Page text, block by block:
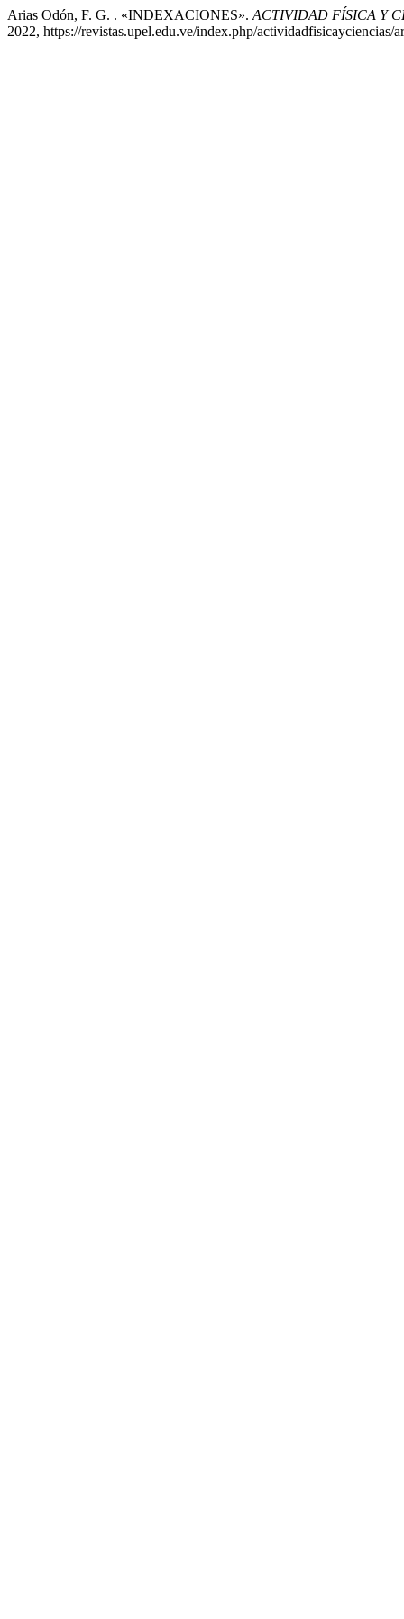
Arias Odón, F. G. . «INDEXACIONES». ACTIVIDAD FÍSICA Y
2022, https://revistas.upel.edu.ve/index.php/actividadfisicayciencias/